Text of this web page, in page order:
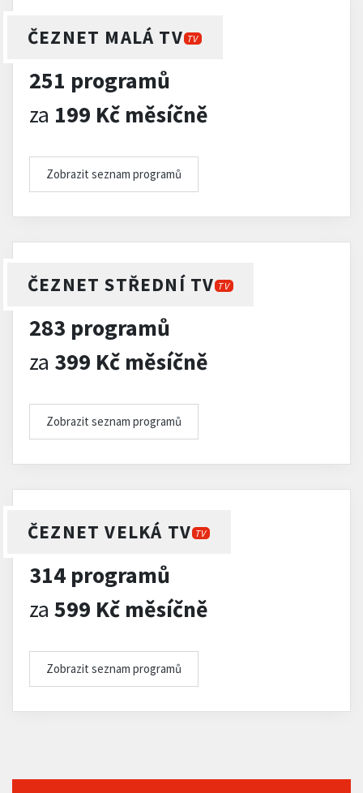
ČEZNET MALÁ TV TV
251 programů
za 199 Kč měsíčně
Zobrazit seznam programů
ČEZNET STŘEDNÍ TV TV
283 programů
za 399 Kč měsíčně
Zobrazit seznam programů
ČEZNET VELKÁ TV TV
314 programů
za 599 Kč měsíčně
Zobrazit seznam programů